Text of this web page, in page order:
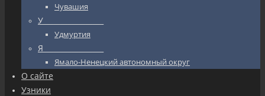
Чувашия
У_________________
Удмуртия
Я_________________
Ямало-Ненецкий автономный округ
О сайте
Узники